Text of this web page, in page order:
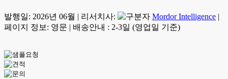
발행일: 2026년 06월 | 리서치사: Mordor Intelligence |
페이지 정보: 영문 | 배송안내 : 2-3일 (영업일 기준)